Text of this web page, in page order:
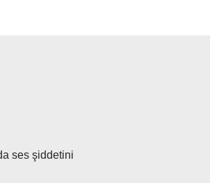
ses şiddetini